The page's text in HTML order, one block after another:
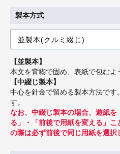
製本方式
【並製本】
本文を背糊で固め、表紙で包むよ
【中綴じ製本】
中心を針金で留める製本方法で
す。
なお、中綴じ製本の場合、遊紙
る」・「前後で用紙を変える」
の際は必ず前後で同じ用紙を選択